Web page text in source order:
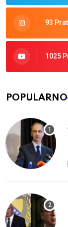
93
1025
POPULARNO